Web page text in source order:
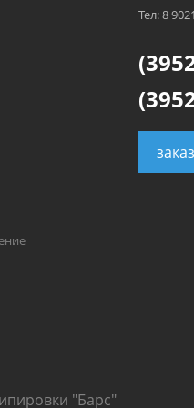
Тел: 8
"Барс"